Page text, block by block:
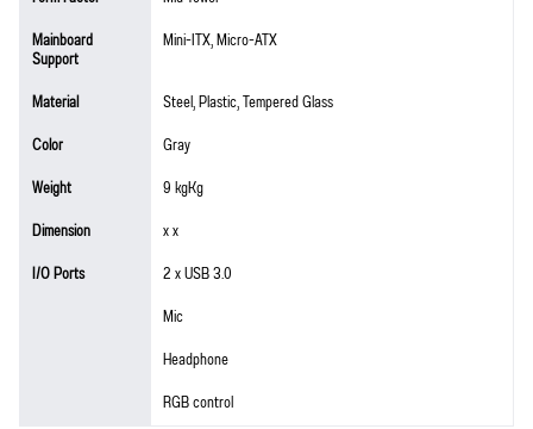
Mainboard
Support
Mini-ITX, Micro-ATX
Material
Steel, Plastic, Tempered Glass
Color
Gray
Weight
9 kgKg
Dimension
x x
I/O Ports
2 x USB 3.0
Mic
Headphone
RGB control